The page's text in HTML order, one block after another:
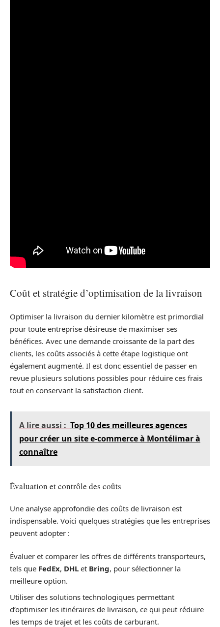
Coût et stratégie d’optimisation de la livraison
Optimiser la livraison du dernier kilomètre est primordial
pour toute entreprise désireuse de maximiser ses
bénéfices. Avec une demande croissante de la part des
clients, les coûts associés à cette étape logistique ont
également augmenté. Il est donc essentiel de passer en
revue plusieurs solutions possibles pour réduire ces frais
tout en conservant la satisfaction client.
A lire aussi : Top 10 des meilleures agences
pour créer un site e-commerce à Montélimar à
connaître
Évaluation et contrôle des coûts
Une analyse approfondie des coûts de livraison est
indispensable. Voici quelques stratégies que les entreprises
peuvent adopter :
Évaluer et comparer les offres de différents transporteurs,
tels que FedEx, DHL et Bring, pour sélectionner la
meilleure option.
Utiliser des solutions technologiques permettant
d’optimiser les itinéraires de livraison, ce qui peut réduire
les temps de trajet et les coûts de carburant.